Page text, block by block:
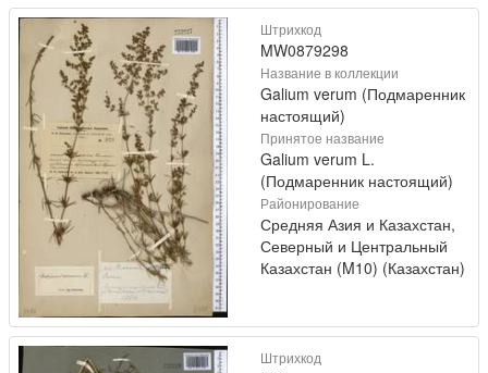
Штрихкод
MW0879298
Название в коллекции
Galium verum (Подмаренник
настоящий)
Принятое название
Galium verum L.
(Подмаренник настоящий)
Районирование
Средняя Азия и Казахстан,
Северный и Центральный
Казахстан (M10) (Казахстан)
Штрихкод